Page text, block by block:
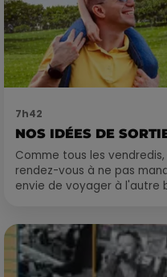
7h42
NOS IDÉES DE
Comme tous les
rendez-vous à ne pas
envie de voyager à l'autre